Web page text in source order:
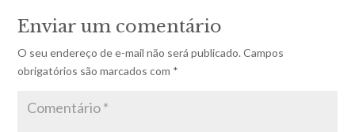
Enviar um comentário
O seu endereço de e-mail não será publicado. Campos
obrigatórios são marcados com *